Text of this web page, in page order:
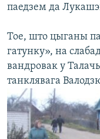
паедзем да
Тое, што цыганы
гатунку», на
вандровак у
танклявага